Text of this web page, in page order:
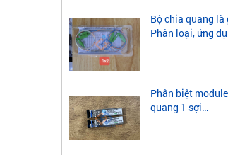
Bộ chia quang là
Phân loại, ứng
Phân biệt module
quang 1 sợi